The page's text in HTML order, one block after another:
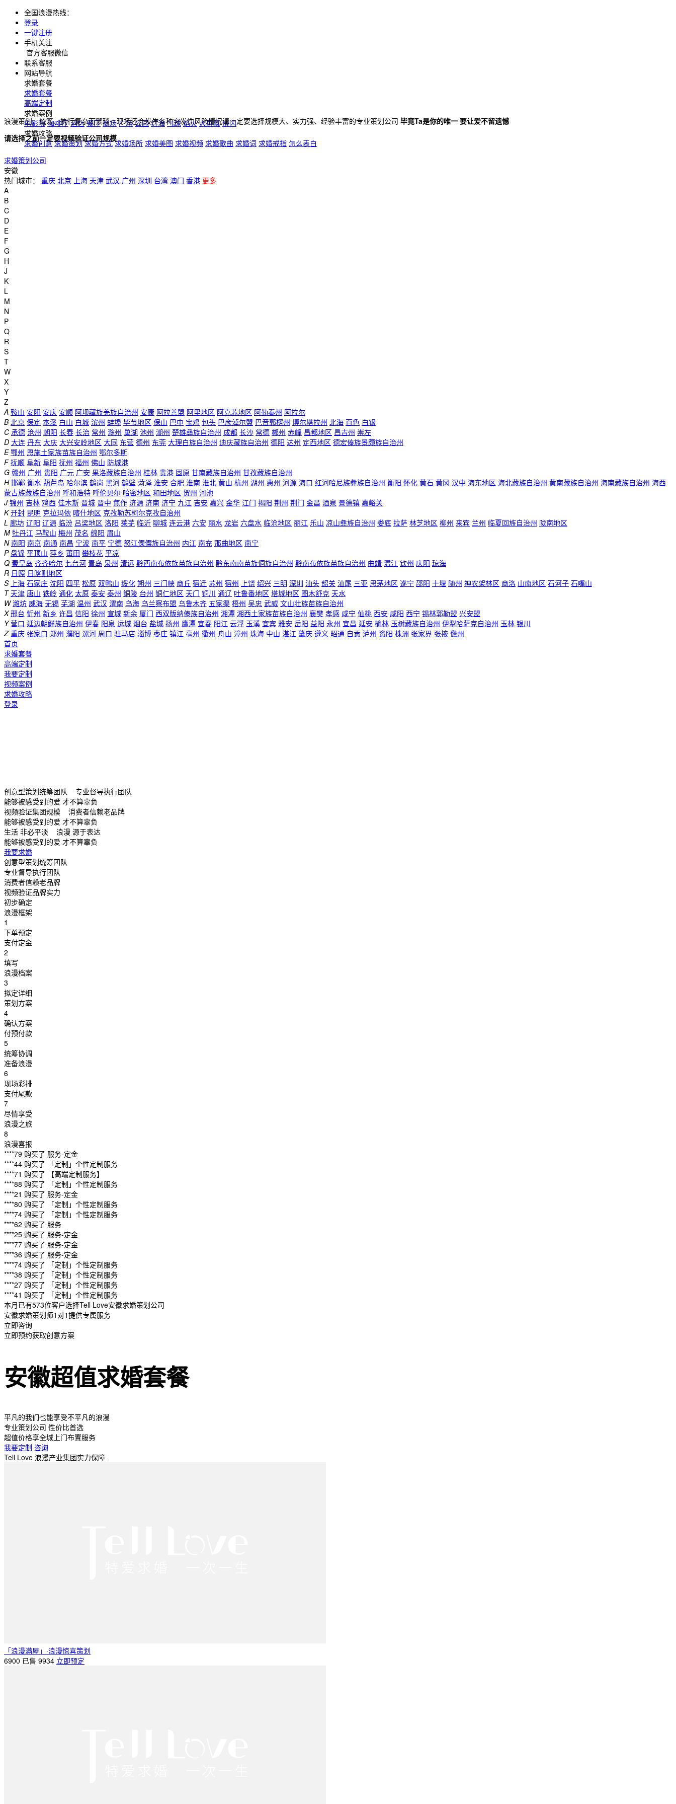
全国浪漫热线：
登录
一键注册
手机关注
官方客服微信
联系客服
网站导航
求婚套餐
求婚套餐
高端定制
求婚案例
电影院 咖啡厅 酒店 餐厅 商场 广场 公园 灯海 气球 焰火 大屏幕 快闪
求婚攻略
求婚创意 求婚策划 求婚方式 求婚场所 求婚美图 求婚视频 求婚歌曲 求婚词 求婚戒指 怎么表白
求婚策划公司
安徽
热门城市：
重庆 北京 上海 天津 武汉 广州 深圳 台湾 澳门 香港 更多
A
B
C
D
E
F
G
H
J
K
L
M
N
P
Q
R
S
T
W
X
Y
Z
A 鞍山 安阳 安庆 安顺 阿坝藏族羌族自治州 安康 阿拉善盟 阿里地区 阿克苏地区 阿勒泰州 阿拉尔
B 北京 保定 本溪 白山 白城 滨州 蚌埠 毕节地区 保山 巴中 宝鸡 包头 巴彦淖尔盟 巴音郭楞州 博尔塔拉州 北海 百色 白银
C 承德 沧州 朝阳 长春 长治 常州 滁州 巢湖 池州 潮州 楚雄彝族自治州 成都 长沙 常德 郴州 赤峰 昌都地区 昌吉州 崇左
D 大连 丹东 大庆 大兴安岭地区 大同 东营 德州 东莞 大理白族自治州 迪庆藏族自治州 德阳 达州 定西地区 德宏傣族景颇族自治州
E 鄂州 恩施土家族苗族自治州 鄂尔多斯
F 抚顺 阜新 阜阳 抚州 福州 佛山 防城港
G 赣州 广州 贵阳 广元 广安 果洛藏族自治州 桂林 贵港 固原 甘南藏族自治州 甘孜藏族自治州
H 邯郸 衡水 葫芦岛 哈尔滨 鹤岗 黑河 鹤壁 菏泽 淮安 合肥 淮南 淮北 黄山 杭州 湖州 惠州 河源 海口 红河哈尼族彝族自治州 衡阳 怀化 黄石 黄冈 汉中 海东地区 海北藏族自治州 黄南藏族自治州 海南藏族自治州 海西
蒙古族藏族自治州 呼和浩特 呼伦贝尔 哈密地区 和田地区 贺州 河池
J 锦州 吉林 鸡西 佳木斯 晋城 晋中 焦作 济源 济南 济宁 九江 吉安 嘉兴 金华 江门 揭阳 荆州 荆门 金昌 酒泉 景德镇 嘉峪关
K 开封 昆明 克拉玛依 喀什地区 克孜勒苏柯尔克孜自治州
L 廊坊 辽阳 辽源 临汾 吕梁地区 洛阳 莱芜 临沂 聊城 连云港 六安 丽水 龙岩 六盘水 临沧地区 丽江 乐山 凉山彝族自治州 娄底 拉萨 林芝地区 柳州 来宾 兰州 临夏回族自治州 陇南地区
M 牡丹江 马鞍山 梅州 茂名 绵阳 眉山
N 南阳 南京 南通 南昌 宁波 南平 宁德 怒江傈僳族自治州 内江 南充 那曲地区 南宁
P 盘锦 平顶山 萍乡 莆田 攀枝花 平凉
Q 秦皇岛 齐齐哈尔 七台河 青岛 泉州 清远 黔西南布依族苗族自治州 黔东南南苗族侗族自治州 黔南布依族苗族自治州 曲靖 潜江 钦州 庆阳 琼海
R 日照 日喀则地区
S 上海 石家庄 沈阳 四平 松原 双鸭山 绥化 朔州 三门峡 商丘 宿迁 苏州 宿州 上饶 绍兴 三明 深圳 汕头 韶关 汕尾 三亚 思茅地区 遂宁 邵阳 十堰 随州 神农架林区 商洛 山南地区 石河子 石嘴山
T 天津 唐山 铁岭 通化 太原 泰安 泰州 铜陵 台州 铜仁地区 天门 铜川 通辽 吐鲁番地区 塔城地区 图木舒克 天水
W 潍坊 威海 无锡 芜湖 温州 武汉 渭南 乌海 乌兰察布盟 乌鲁木齐 五家渠 梧州 吴忠 武威 文山壮族苗族自治州
X 邢台 忻州 新乡 许昌 信阳 徐州 宣城 新余 厦门 西双版纳傣族自治州 湘潭 湘西土家族苗族自治州 襄樊 孝感 咸宁 仙桃 西安 咸阳 西宁 锡林郭勒盟 兴安盟
Y 营口 延边朝鲜族自治州 伊春 阳泉 运城 烟台 盐城 扬州 鹰潭 宜春 阳江 云浮 玉溪 宜宾 雅安 岳阳 益阳 永州 宜昌 延安 榆林 玉树藏族自治州 伊犁哈萨克自治州 玉林 银川
Z 重庆 张家口 郑州 濮阳 漯河 周口 驻马店 淄博 枣庄 镇江 亳州 衢州 舟山 漳州 珠海 中山 湛江 肇庆 遵义 昭通 自贡 泸州 资阳 株洲 张家界 张掖 儋州
首页
求婚套餐
高端定制
我要定制
视频案例
求婚攻略
登录
创意型策划统筹团队 专业督导执行团队
能够被感受到的爱 才不算辜负
视频验证集团规模 消费者信赖老品牌
能够被感受到的爱 才不算辜负
生活 非必平淡 浪漫 源于表达
能够被感受到的爱 才不算辜负
我要求婚
创意型策划统筹团队
专业督导执行团队
消费者信赖老品牌
视频验证品牌实力
初步确定
浪漫框架
1
下单预定
支付定金
2
填写
浪漫档案
3
拟定详细
策划方案
4
确认方案
付预付款
5
统筹协调
准备浪漫
6
现场彩排
支付尾款
7
尽情享受
浪漫之旅
8
浪漫喜报
****79 购买了 服务-定金
****44 购买了 「定制」个性定制服务
****71 购买了 【高端定制服务】
****88 购买了 「定制」个性定制服务
****21 购买了 服务-定金
****80 购买了 「定制」个性定制服务
****74 购买了 「定制」个性定制服务
****62 购买了 服务
****25 购买了 服务-定金
****77 购买了 服务-定金
****36 购买了 服务-定金
****74 购买了 「定制」个性定制服务
****38 购买了 「定制」个性定制服务
****27 购买了 「定制」个性定制服务
****41 购买了 「定制」个性定制服务
本月已有573位客户选择Tell Love安徽求婚策划公司
安徽求婚策划师1对1提供专属服务
立即咨询
立即预约获取创意方案
安徽超值求婚套餐
平凡的我们也能享受不平凡的浪漫
专业策划公司 性价比首选
超值价格享全城上门布置服务
我要定制 咨询
Tell Love 浪漫产业集团实力保障
「浪漫满屋」·浪漫惊喜策划
6900 已售 9934 立即预定
浪漫策划、统筹、执行复杂而繁琐，现场还会发生各种突发性风险情况请一定要选择规模大、实力强、经验丰富的专业策划公司 毕竟Ta是你的唯一 要让爱不留遗憾
请选择之前一定要视频验证公司规模